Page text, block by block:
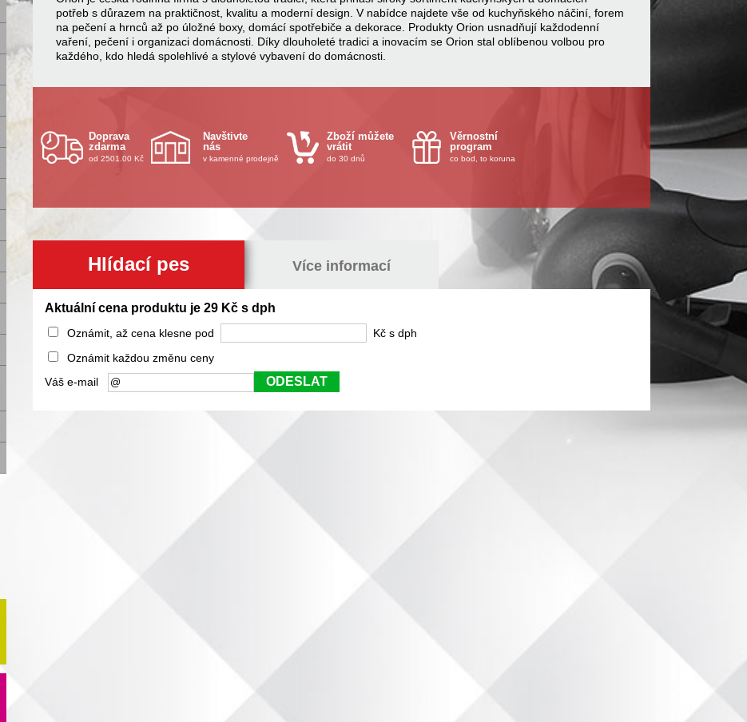
potřeb s důrazem na praktičnost, kvalitu a moderní design. V nabídce najdete vše od kuchyňského náčiní, forem
na pečení a hrnců až po úložné boxy, domácí spotřebiče a dekorace. Produkty Orion usnadňují každodenní
vaření, pečení i organizaci domácnosti. Díky dlouholeté tradici a inovacím se Orion stal oblíbenou volbou pro
každého, kdo hledá spolehlivé a stylové vybavení do domácnosti.
Doprava
zdarma
od 2501.00 Kč
Navštivte
nás
v kamenné prodejně
Zboží můžete
vrátit
do 30 dnů
Věrnostní
program
co bod, to koruna
Hlídací pes Více informací
Aktuální cena produktu je 29 Kč s dph
Oznámit, až cena klesne pod
Kč s dph
Oznámit každou změnu ceny
Váš e-mail
ODESLAT